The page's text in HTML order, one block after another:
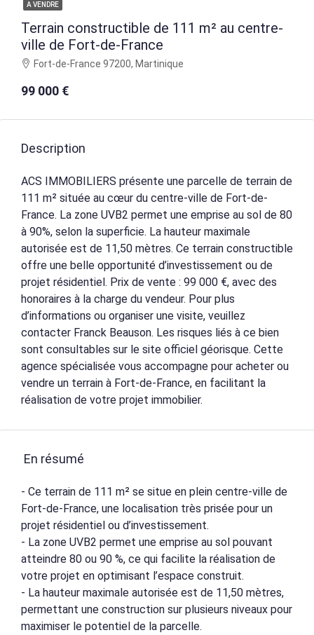
A VENDRE
Terrain constructible de 111 m² au centre-
ville de Fort-de-France
Fort-de-France 97200, Martinique
99 000 €
Description
ACS IMMOBILIERS présente une parcelle de terrain de
111 m² située au cœur du centre-ville de Fort-de-
France. La zone UVB2 permet une emprise au sol de 80
à 90%, selon la superficie. La hauteur maximale
autorisée est de 11,50 mètres. Ce terrain constructible
offre une belle opportunité d’investissement ou de
projet résidentiel. Prix de vente : 99 000 €, avec des
honoraires à la charge du vendeur. Pour plus
d’informations ou organiser une visite, veuillez
contacter Franck Beauson. Les risques liés à ce bien
sont consultables sur le site officiel géorisque. Cette
agence spécialisée vous accompagne pour acheter ou
vendre un terrain à Fort-de-France, en facilitant la
réalisation de votre projet immobilier.
En résumé
- Ce terrain de 111 m² se situe en plein centre-ville de
Fort-de-France, une localisation très prisée pour un
projet résidentiel ou d’investissement.
- La zone UVB2 permet une emprise au sol pouvant
atteindre 80 ou 90 %, ce qui facilite la réalisation de
votre projet en optimisant l’espace construit.
- La hauteur maximale autorisée est de 11,50 mètres,
permettant une construction sur plusieurs niveaux pour
maximiser le potentiel de la parcelle.